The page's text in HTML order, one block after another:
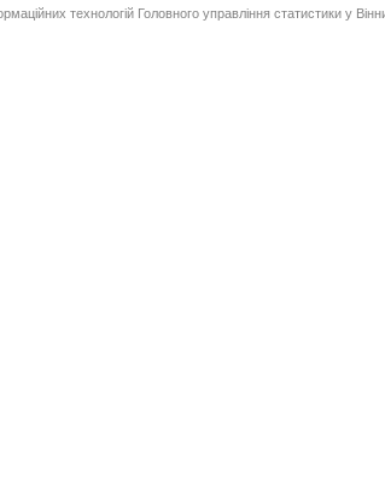
технологій Головного управління статистики у